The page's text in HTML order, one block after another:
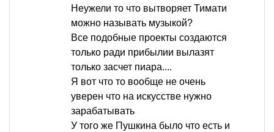
Неужели то что вытворяет Тимати
можно называть музыкой?
Все подобные проекты создаются
только ради прибылии вылазят
только засчет пиара....
Я вот что то вообще не очень
уверен что на искусстве нужно
зарабатывать
У того же Пушкина было что есть и